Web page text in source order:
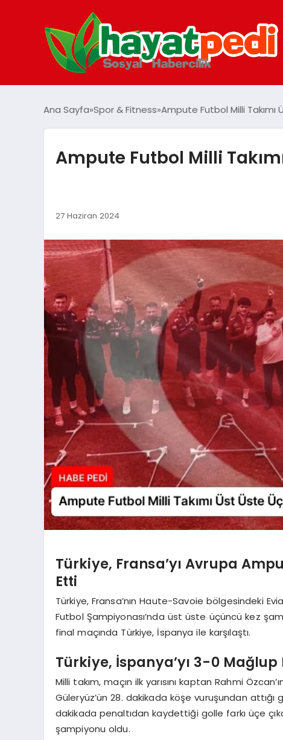
Ana Sayfa Spor & Fitness Ampute Futbol Milli
Ampute Futbol Milli
27 Haziran 2024
Türkiye, Fransa’yı Avrupa
Etti
Türkiye, Fransa’nın Haute-Savoie bölgesindeki
Futbol Şampiyonası’nda üst üste üçüncü kez
final maçında Türkiye, İspanya ile karşılaştı.
Türkiye, İspanya’yı 3-0
Milli takım, maçın ilk yarısını kaptan Rahmi
Güleryüz’ün 28. dakikada köşe vuruşundan
dakikada penaltıdan kaydettiği golle farkı üçe
şampiyonu oldu.